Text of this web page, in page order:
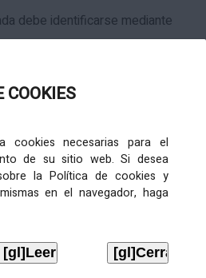
cookies necesarias para el
de su sitio web. Si desea
la Política de cookies y
en el navegador, haga
CIDADÁN
debe identificarse mediante